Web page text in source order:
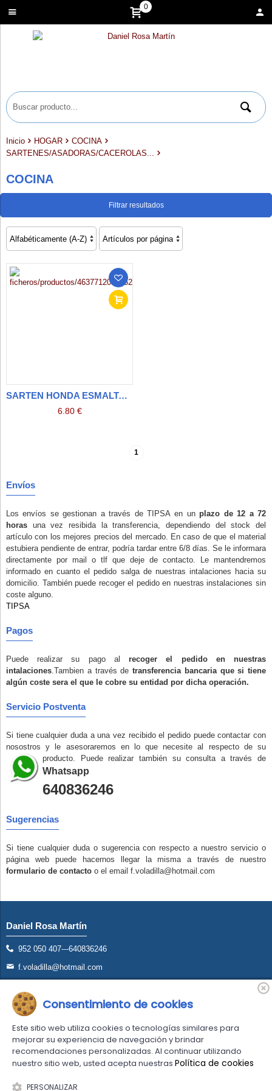
0
Inicio HOGAR
COCINA
SARTENES/ASADORAS/CACEROLAS...
COCINA
Filtrar resultados
SARTEN HONDA ESMALTADA CON ASAS
6.80 €
1
Envíos
Los envíos se gestionan a través de TIPSA en unplazo de 12 a 72
horas una vez resibida la transferencia, dependiendo del stock del
artículo con los mejores precios del mercado. En caso de que el material
estubiera pendiente de entrar, podría tardar entre 6/8 días. Se le informara
directamente por mail o tlf que deje de contacto. Le mantendremos
informado en cuanto el pedido salga de nuestras intalaciones hacia su
domicilio. También puede recoger el pedido en nuestras instalaciones sin
coste alguno.
TIPSA
Pagos
Puede realizar su pago alrecoger el pedido en nuestras
intalaciones.Tambien a través de transferencia bancaria que si tiene
algún coste sera el que le cobre su entidad por dicha operación.
Servicio Postventa
Si tiene cualquier duda a una vez recibido el pedido puede contactar con
nosostros y le asesoraremos en lo que necesite al respecto de su
producto. Puede realizar también su consulta a través de
Whatsapp
640836246
Sugerencias
Si tiene cualquier duda o sugerencia con respecto a nuestro servicio o
página web puede hacernos llegar la misma a través de nuestro
formulario de contacto o el email f.voladilla@hotmail.com
Daniel Rosa Martín
952 050 407---640836246
f.voladilla@hotmail.com
Comercio desarrollado conLinkasoft LeKommerce
Consentimiento de cookies
Este sitio web utiliza cookies o tecnologías similares para
mejorar su experiencia de navegación y brindar
recomendaciones personalizadas. Al continuar utilizando
nuestro sitio web, usted acepta nuestras Política de cookies
PERSONALIZAR